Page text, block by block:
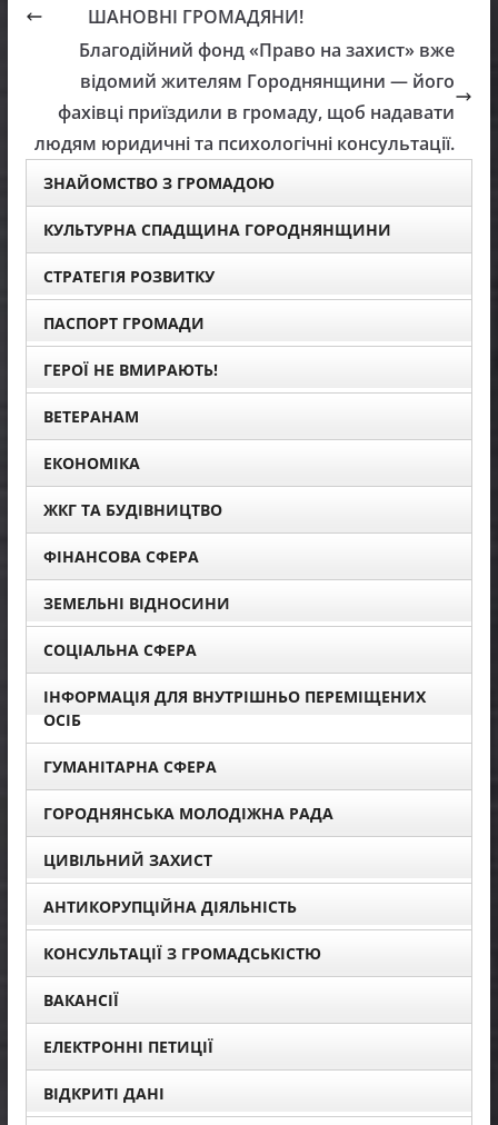
ШАНОВНІ ГРОМАДЯНИ!
Благодійний фонд «Право на захист» вже
відомий жителям Городнянщини — його
фахівці приїздили в громаду, щоб надавати
людям юридичні та психологічні консультації.
ЗНАЙОМСТВО З ГРОМАДОЮ
КУЛЬТУРНА СПАДЩИНА ГОРОДНЯНЩИНИ
СТРАТЕГІЯ РОЗВИТКУ
ПАСПОРТ ГРОМАДИ
ГЕРОЇ НЕ ВМИРАЮТЬ!
ВЕТЕРАНАМ
ЕКОНОМІКА
ЖКГ ТА БУДІВНИЦТВО
ФІНАНСОВА СФЕРА
ЗЕМЕЛЬНІ ВІДНОСИНИ
СОЦІАЛЬНА СФЕРА
ІНФОРМАЦІЯ ДЛЯ ВНУТРІШНЬО ПЕРЕМІЩЕНИХ
ОСІБ
ГУМАНІТАРНА СФЕРА
ГОРОДНЯНСЬКА МОЛОДІЖНА РАДА
ЦИВІЛЬНИЙ ЗАХИСТ
АНТИКОРУПЦІЙНА ДІЯЛЬНІСТЬ
КОНСУЛЬТАЦІЇ З ГРОМАДСЬКІСТЮ
ВАКАНСІЇ
ЕЛЕКТРОННІ ПЕТИЦІЇ
ВІДКРИТІ ДАНІ